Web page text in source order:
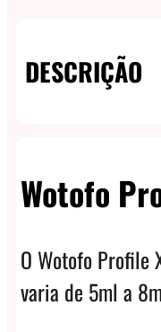
DESCRIÇÃO
Wotofo
O Wotofo Profile
varia de 5ml a